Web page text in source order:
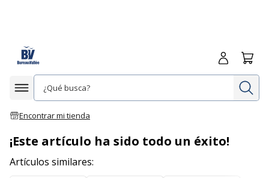
Afficher la navigation
Encontrar mi tienda
Iniciar
¡Este artículo ha sido todo un éxito!
Artículos similares: